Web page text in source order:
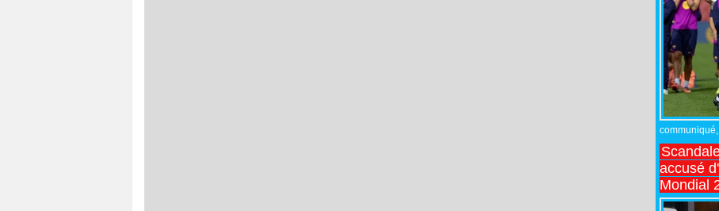
accusé
Mondial